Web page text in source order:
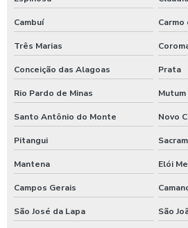
Shampoozeira eletrônica
Shampoozeira para lavar caminhão
Shampoozeira onde comprar
Shampoozeira pneumática
Shampoozeira profissional
Shampoozeira sao paulo
Shampoozeira em sp
Cambuí Carmo
Três Marias
Conceição das Alagoas Prata
Rio Pardo de Minas Mutum
Santo Antônio do Monte Novo
Pitangui
Mantena Elói
Campos Gerais
São José da Lapa São